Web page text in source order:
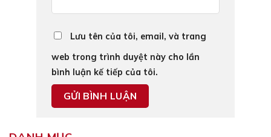
Lưu tên của tôi, email, và trang
web trong trình duyệt này cho lần
bình luận kế tiếp của tôi.